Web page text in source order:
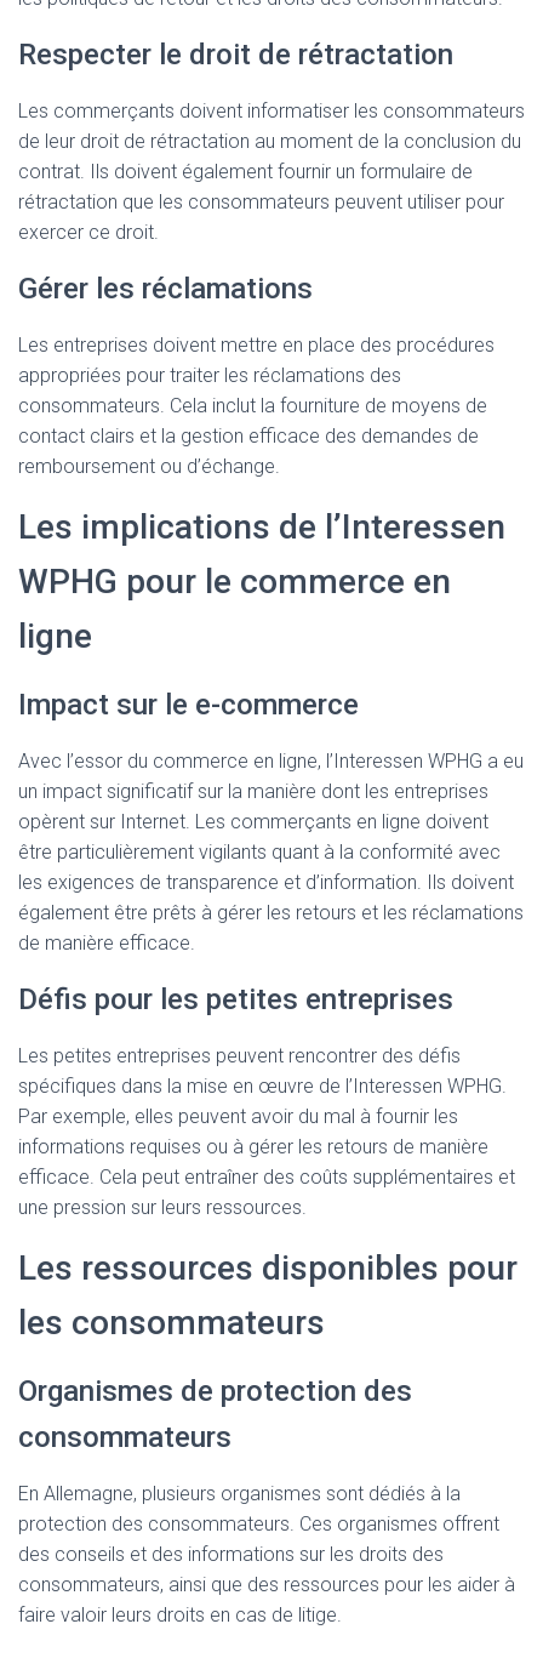
Respecter le droit de rétractation
Les commerçants doivent informatiser les consommateurs
de leur droit de rétractation au moment de la conclusion du
contrat. Ils doivent également fournir un formulaire de
rétractation que les consommateurs peuvent utiliser pour
exercer ce droit.
Gérer les réclamations
Les entreprises doivent mettre en place des procédures
appropriées pour traiter les réclamations des
consommateurs. Cela inclut la fourniture de moyens de
contact clairs et la gestion efficace des demandes de
remboursement ou d’échange.
Les implications de l’Interessen
WPHG pour le commerce en
ligne
Impact sur le e-commerce
Avec l’essor du commerce en ligne, l’Interessen WPHG a eu
un impact significatif sur la manière dont les entreprises
opèrent sur Internet. Les commerçants en ligne doivent
être particulièrement vigilants quant à la conformité avec
les exigences de transparence et d’information. Ils doivent
également être prêts à gérer les retours et les réclamations
de manière efficace.
Défis pour les petites entreprises
Les petites entreprises peuvent rencontrer des défis
spécifiques dans la mise en œuvre de l’Interessen WPHG.
Par exemple, elles peuvent avoir du mal à fournir les
informations requises ou à gérer les retours de manière
efficace. Cela peut entraîner des coûts supplémentaires et
une pression sur leurs ressources.
Les ressources disponibles pour
les consommateurs
Organismes de protection des
consommateurs
En Allemagne, plusieurs organismes sont dédiés à la
protection des consommateurs. Ces organismes offrent
des conseils et des informations sur les droits des
consommateurs, ainsi que des ressources pour les aider à
faire valoir leurs droits en cas de litige.